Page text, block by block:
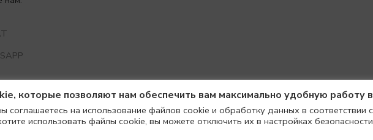
которые позволяют нам обеспечить вам максимально удобную работу
соглашаетесь на использование файлов cookie и обработку данных в соответствии с
использовать файлы cookie, вы можете отключить их в настройках безопасности